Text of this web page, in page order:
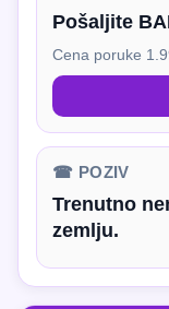
Pošaljite
Cena poruke
☎ POZIV
Trenutno
zemlju.